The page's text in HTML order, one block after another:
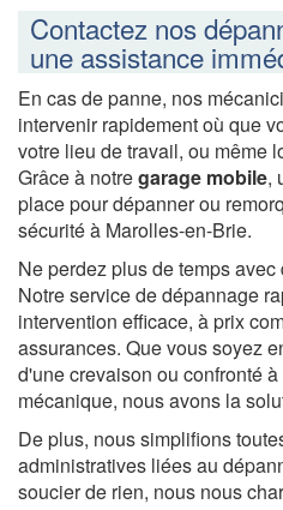
Contactez nos
une assistance
En cas de panne, nos
intervenir rapidement où que
votre lieu de travail, ou même
Grâce à notregarage mobile,
place pour dépanner ou
sécurité à Marolles-en-Brie.
Ne perdez plus de temps
Notre service de dépannage
intervention efficace, à prix
assurances. Que vous soyez
d'une crevaison ou confronté
mécanique, nous avons la
De plus, nous simplifions
administratives liées au
soucier de rien, nous nous